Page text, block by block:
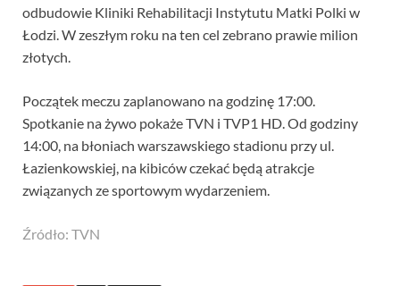
odbudowie Kliniki Rehabilitacji Instytutu Matki Polki w
Łodzi. W zeszłym roku na ten cel zebrano prawie milion
złotych.
Początek meczu zaplanowano na godzinę 17:00.
Spotkanie na żywo pokaże TVN i TVP1 HD. Od godziny
14:00, na błoniach warszawskiego stadionu przy ul.
Łazienkowskiej, na kibiców czekać będą atrakcje
związanych ze sportowym wydarzeniem.
Źródło: TVN